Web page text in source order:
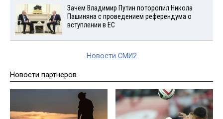
Зачем Владимир Путин поторопил Никола
Пашиняна с проведением референдума о
вступлении в ЕС
Новости СМИ2
Новости партнеров